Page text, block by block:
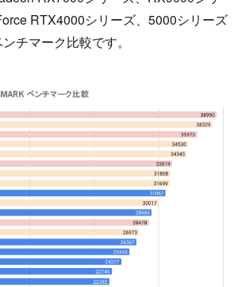
RTX4000シリーズ、5000シリーズ
チマーク比較です。